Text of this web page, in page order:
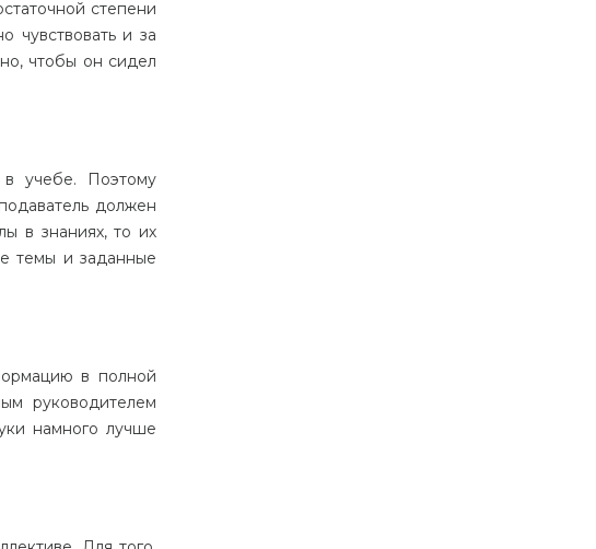
степени
чувствовать и за
чтобы он сидел
в учебе. Поэтому
должен
в знаниях, то их
темы и заданные
в полной
руководителем
намного лучше